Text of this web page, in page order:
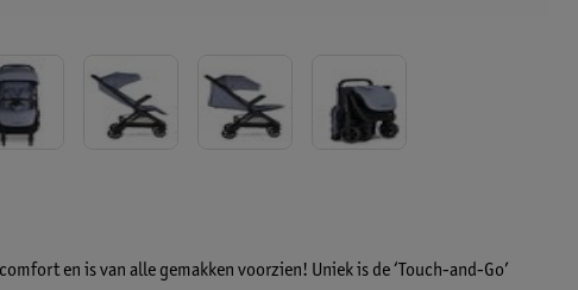
en is van alle gemakken voorzien! Uniek is de ‘Touch-and-Go’